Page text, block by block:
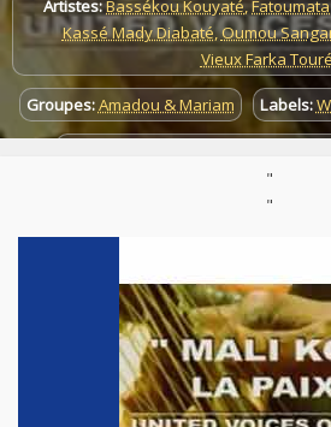
Artistes:Bassékou Kouyaté,
Kassé Mady Diabaté,Oumou
Vieux Farka Touré
Groupes:Amadou & Mariam Labels:
Parution :
"
"